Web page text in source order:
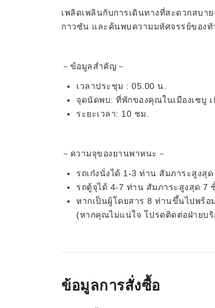
เพลิดเพลินกับการเดินทางที่สะดวกสบ
กาวซัน และค้นพบความมหัศจรรย์ของ
－ข้อมูลสำคัญ－
เวลาประชุม : 05.00 น.
จุดนัดพบ: ที่พักของคุณในเมืองเซบู
ระยะเวลา: 10 ชม.
－ความจุของยานพาหนะ－
รถเก๋งนั่งได้ 1-3 ท่าน สัมภาระสูงสุ
รถตู้จุได้ 4-7 ท่าน สัมภาระสูงสุด 7
หากเป็นผู้โดยสาร 8 ท่านขึ้นไปพร้
(หากคุณไม่แน่ใจ โปรดติดต่อฝ่ายบ
ข้อมูลการสั่งซื้อ